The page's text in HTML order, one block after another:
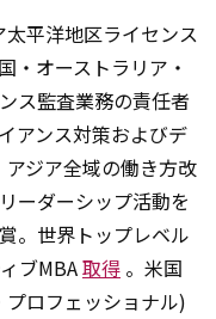
平洋地区ライセンス
・オーストラリア・
ス監査業務の責任者
アンス対策およびデ
ジア全域の働き方改
ーダーシップ活動を
。世界トップレベル
ブMBA取得 。米国
ロフェッショナル)